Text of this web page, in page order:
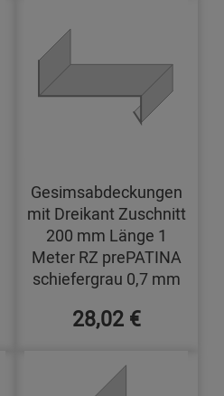
Gesimsabdeckungen
mit Dreikant Zuschnitt
200 mm Länge 1
Meter RZ prePATINA
schiefergrau 0,7 mm
28,02 €